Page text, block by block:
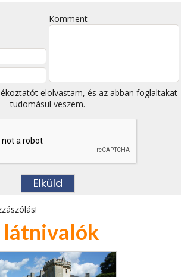
Komment
elolvastam, és az abban foglaltakat
tudomásul veszem.
látnivalók